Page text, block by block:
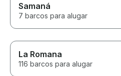
Samaná
7 barcos para alugar
La Romana
116 barcos para alugar